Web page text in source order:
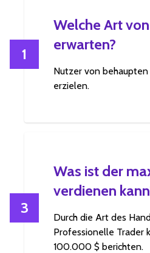
1
Welche Art
erwarten?
Nutzer von behaupten
erzielen.
3
Was ist der
verdienen
Durch die Art des
Professionelle Trader
100.000 $ berichten.